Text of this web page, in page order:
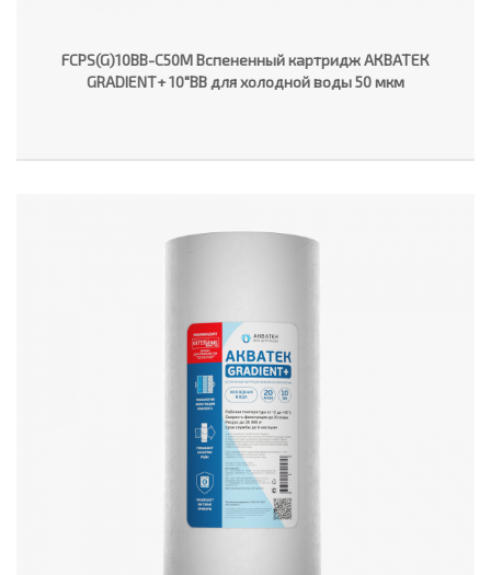
FCPS(G)10BB-C50M Вспененный картридж АКВАТЕК
GRADIENT+ 10"ВВ для холодной воды 50 мкм